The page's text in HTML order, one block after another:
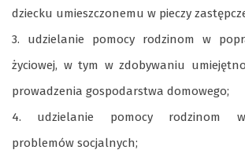
dziecku umieszczonemu w pieczy
3. udzielanie pomocy rodzinom w
życiowej, w tym w zdobywaniu
prowadzenia gospodarstwa domowego;
4. udzielanie pomocy rodzinom w
problemów socjalnych;